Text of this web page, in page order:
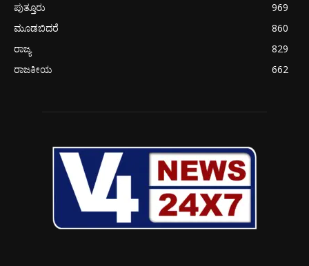
ಪುತ್ತೂರು
969
ಮೂಡಬಿದರೆ
860
ರಾಜ್ಯ
829
ರಾಜಕೀಯ
662